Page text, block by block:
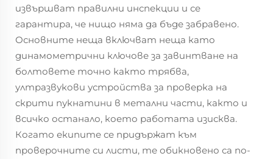
извършват правилни инспекции и се
гарантира, че нищо няма да бъде забравено.
Основните неща включват неща като
динамометрични ключове за завинтване на
болтовете точно както трябва,
ултразвукови устройства за проверка на
скрити пукнатини в метални части, както и
всичко останало, което работата изисква.
Когато екипите се придържат към
проверочните си листи, те обикновено са по-